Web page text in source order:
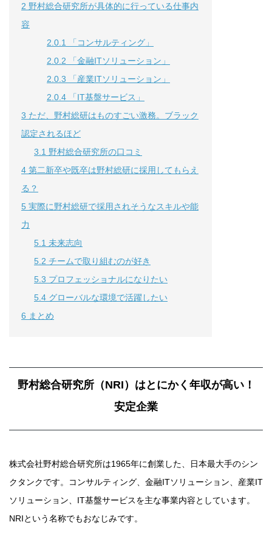
2 野村総合研究所が具体的に行っている仕事内
容
2.0.1
「コンサルティング」
2.0.2 「金融ITソリューション」
2.0.3 「産業ITソリューション」
2.0.4 「IT基盤サービス」
3 ただ、野村総研はものすごい激務。ブラック
認定されるほど
3.1 野村総合研究所の口コミ
4 第二新卒や既卒は野村総研に採用してもらえ
る？
5 実際に野村総研で採用されそうなスキルや能
力
5.1 未来志向
5.2 チームで取り組むのが好き
5.3 プロフェッショナルになりたい
5.4 グローバルな環境で活躍したい
6 まとめ
野村総合研究所（NRI）はとにかく年収が高い！
安定企業
株式会社野村総合研究所は1965年に創業した、日本最大手のシン
クタンクです。コンサルティング、金融ITソリューション、産業IT
ソリューション、IT基盤サービスを主な事業内容としています。
NRIという名称でもおなじみです。